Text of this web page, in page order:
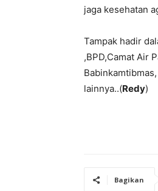
jaga kesehatan
Tampak hadir
,BPD,Camat Air
lainnya..(Redy)
Bagikan